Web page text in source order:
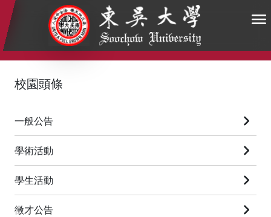
:::
校園頭條
一般公告
學術活動
學生活動
徵才公告